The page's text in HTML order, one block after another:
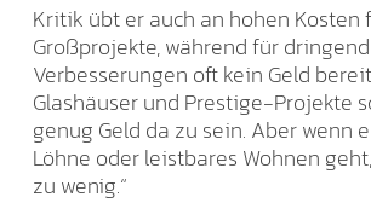
Kritik übt er auch an hohen Kosten
Großprojekte, während für
Verbesserungen oft kein Geld
Glashäuser und Prestige-Projekte
genug Geld da zu sein. Aber wenn
Löhne oder leistbares Wohnen
zu wenig.“